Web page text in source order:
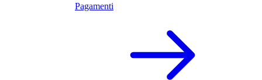
Pagamenti